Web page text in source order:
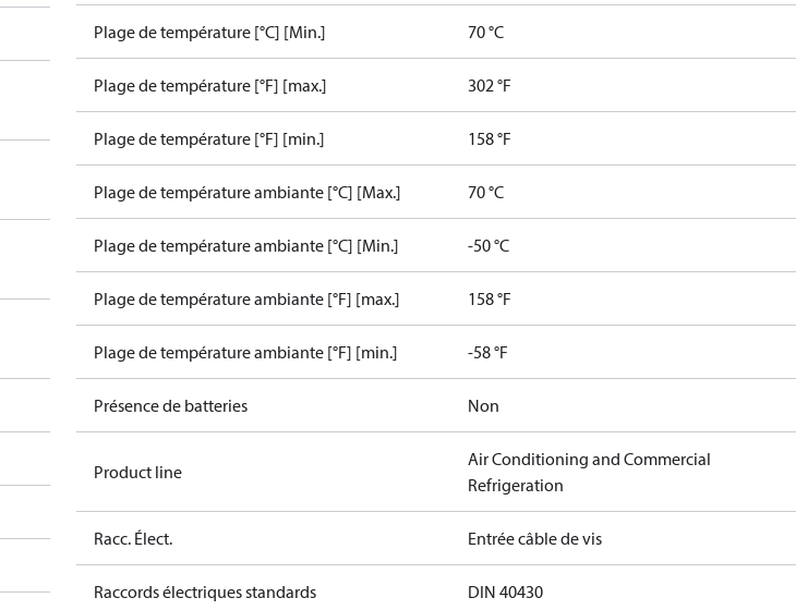
Plage de température [°C] [Min.] 70 °C
Plage de température [°F] [max.] 302 °F
Plage de température [°F] [min.] 158 °F
Plage de température ambiante [°C] [Max.] 70 °C
Plage de température ambiante [°C] [Min.] -50 °C
Plage de température ambiante [°F] [max.] 158 °F
Plage de température ambiante [°F] [min.] -58 °F
Présence de batteries Non
Product line
Air Conditioning and Commercial
Refrigeration
Racc. Élect. Entrée câble de vis
Raccords électriques standards DIN 40430